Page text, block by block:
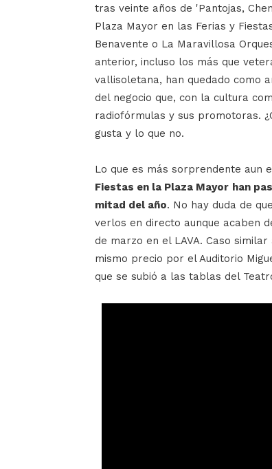
tras veinte años de 'Pantojas,
Plaza Mayor en las Ferias y
Benavente o La Maravillosa
anterior, incluso los más que
vallisoletana, han quedado como
del negocio que, con la cultura
radiofórmulas y sus promotoras.
gusta y lo que no.
Lo que es más sorprendente aun
Fiestas en la Plaza Mayor han
mitad del año. No hay duda de
verlos en directo aunque acaben
de marzo en el LAVA. Caso similar
mismo precio por el Auditorio
que se subió a las tablas del